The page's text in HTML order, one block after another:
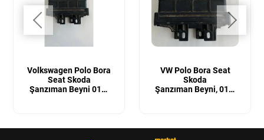
Volkswagen Polo Bora
Seat Skoda
Şanzıman Beyni 01M
VW Polo Bora Seat
Skoda
Şanzıman Beyni, 01M